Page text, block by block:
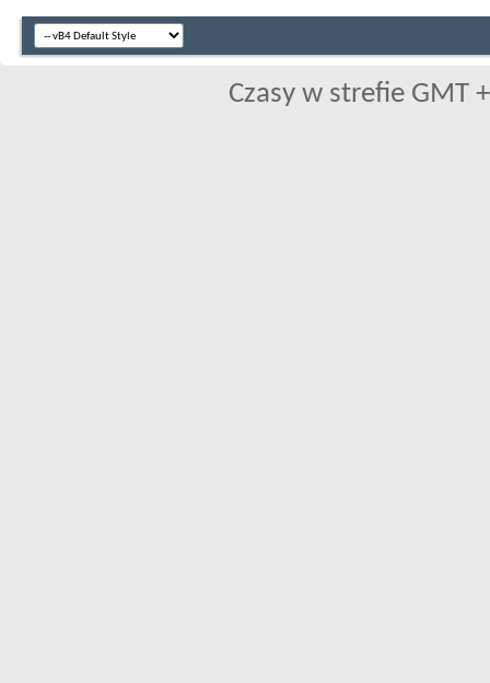
Czasy w strefie GMT